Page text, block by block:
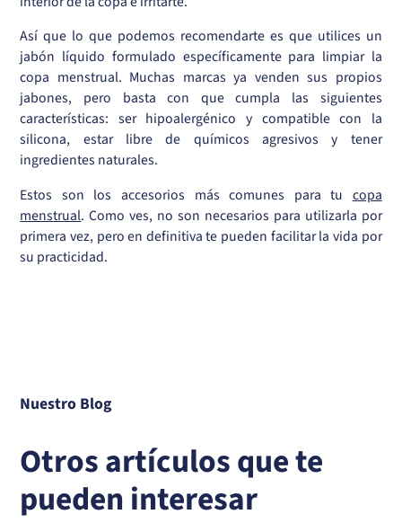
Así que lo que podemos recomendarte es que utilices un
jabón líquido formulado específicamente para limpiar la
copa menstrual. Muchas marcas ya venden sus propios
jabones, pero basta con que cumpla las siguientes
características: ser hipoalergénico y compatible con la
silicona, estar libre de químicos agresivos y tener
ingredientes naturales.
Estos son los accesorios más comunes para tu copa
menstrual. Como ves, no son necesarios para utilizarla por
primera vez, pero en definitiva te pueden facilitar la vida por
su practicidad.
Nuestro Blog
Otros artículos que te
pueden interesar